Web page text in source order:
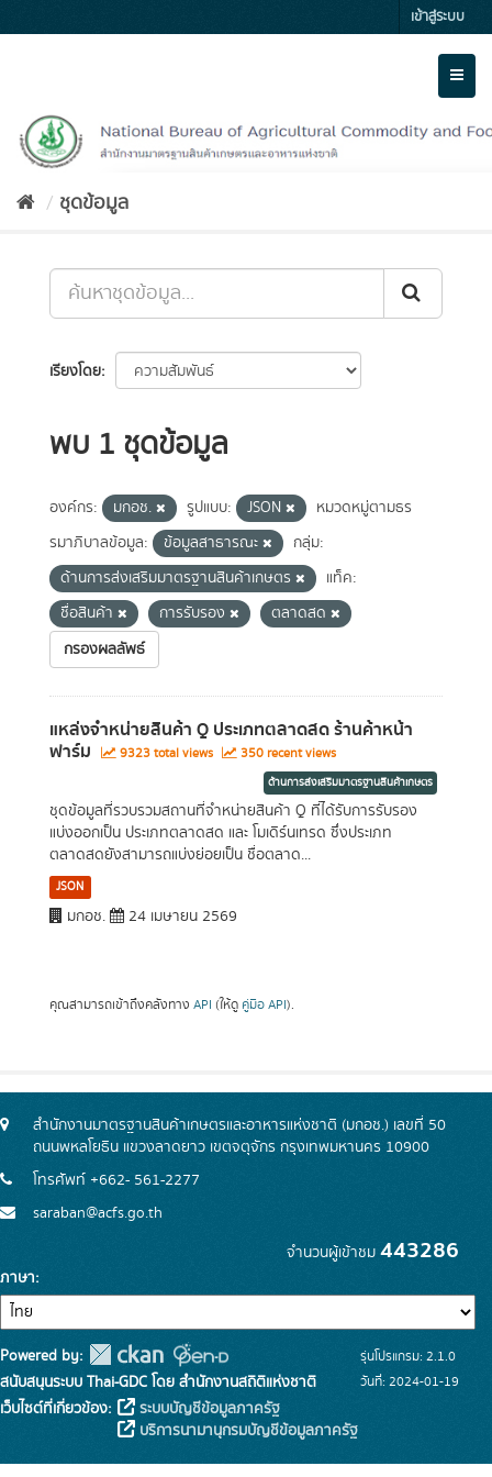
to
เข้าสู่ระบบ
ชุดข้อมูล
เรียงโดย
พบ 1 ชุดข้อมูล
องค์กร: มกอช. รูปแบบ: JSON
หมวดหมู่ตามธร
รมาภิบาลข้อมูล:
ข้อมูลสาธารณะ
กลุ่ม:
ด้านการส่งเสริมมาตรฐานสินค้าเกษตร
แท็ค:
ชื่อสินค้า
การรับรอง
ตลาดสด
กรองผลลัพธ์
แหล่งจำหน่ายสินค้า Q ประเภทตลาดสด ร้านค้าหน้า
ฟาร์ม 9323 total views 350 recent views
ด้านการส่งเสริมมาตรฐานสินค้าเกษตร
ชุดข้อมูลที่รวบรวมสถานที่จำหน่ายสินค้า Q ที่ได้รับการรับรอง
แบ่งออกเป็น ประเภทตลาดสด และ โมเดิร์นเทรด ซึ่งประเภท
ตลาดสดยังสามารถแบ่งย่อยเป็น ชื่อตลาด...
JSON
มกอช. 24 เมษายน 2569
คุณสามารถเข้าถึงคลังทาง API (ให้ดู คู่มือ API).
สำนักงานมาตรฐานสินค้าเกษตรและอาหารแห่งชาติ (มกอช.) เลขที่ 50
ถนนพหลโยธิน แขวงลาดยาว เขตจตุจักร กรุงเทพมหานคร 10900
โทรศัพท์ +662- 561-2277
saraban@acfs.go.th
จำนวนผู้เข้าชม 443286
ภาษา
Powered by:
สนับสนุนระบบ Thai-GDC โดย สำนักงานสถิติแห่งชาติ
เว็บไซต์ที่เกี่ยวข้อง:
ระบบบัญชีข้อมูลภาครัฐ
บริการนามานุกรมบัญชีข้อมูลภาครัฐ
รุ่นโปรแกรม: 2.1.0
วันที่: 2024-01-19